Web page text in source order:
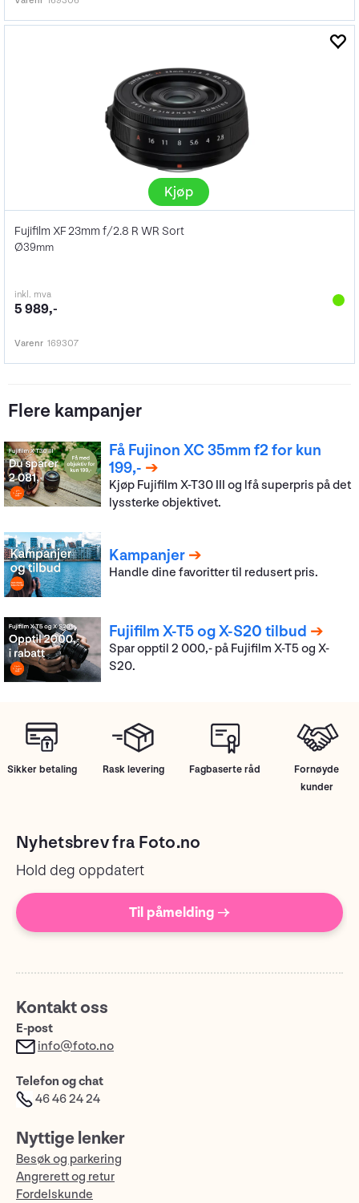
Kjøp
Fujifilm XF 23mm f/2.8 R WR Sort
Ø39mm
inkl. mva
5 989,-
Varenr 169307
Flere kampanjer
Få Fujinon XC 35mm f2 for kun
199,-
Kjøp Fujifilm X-T30 III og lfå superpris på det
lyssterke objektivet.
Kampanjer
Handle dine favoritter til redusert pris.
Fujifilm X-T5 og X-S20 tilbud
Spar opptil 2 000,- på Fujifilm X-T5 og X-
S20.
Sikker betaling Rask levering Fagbaserte råd
Fornøyde
kunder
Nyhetsbrev fra Foto.no
Hold deg oppdatert
Til påmelding →
Kontakt oss
E-post
info@foto.no
Telefon og chat
46 46 24 24
Nyttige lenker
Besøk og parkering
Angrerett og retur
Fordelskunde